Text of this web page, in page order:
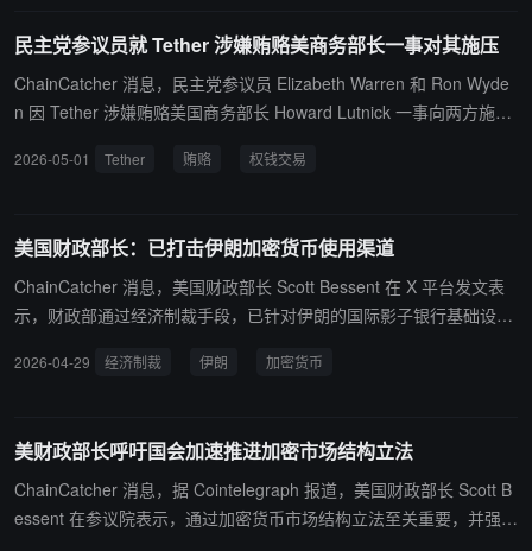
民主党参议员就 Tether 涉嫌贿赂美商务部长一事对其施压
ChainCatcher 消息，民主党参议员 Elizabeth Warren 和 Ron Wyde
n 因 Tether 涉嫌贿赂美国商务部长 Howard Lutnick 一事向两方施
金提供了未公开金额的贷款，而 Howard Lutnick 曾任职的 Cantor Fi
益，Tether 也曾经游说支持该法案，其中可能存在权钱交易。
2026-05-01 Tether 贿赂 权钱交易
美国财政部长：已打击伊朗加密货币使用渠道
ChainCatcher 消息，美国财政部长 Scott Bessent 在 X 平台发文表
示，财政部通过经济制裁手段，已针对伊朗的国际影子银行基础设
理人资金以及支持伊朗石油贸易的中国独立炼油厂采取行动。这些行
要石油出口终端哈尔格岛即将接近储油上限，这将迫使该政权削减石
油产量，导致每日额外损失约 1.7 亿美元收入，并对伊朗石油基础设
施造成永久性损害。财政部将继续施加最高压力，任何协助德黑兰非
2026-04-29 经济制裁 伊朗 加密货币
美财政部长呼吁国会加速推进加密市场结构立法
ChainCatcher 消息，据 Cointelegraph 报道，美国财政部长 Scott B
essent 在参议院表示，通过加密货币市场结构立法至关重要，并强调